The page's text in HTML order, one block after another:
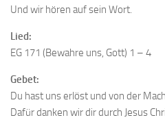
Und wir hören auf sein Wort.
Lied:
EG 171 (Bewahre uns, Gott) 1 – 4
Gebet:
Du hast uns erlöst und von der
Dafür danken wir dir durch Jesus